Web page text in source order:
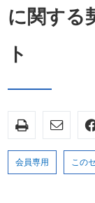
に関する
ト
会員専用 この